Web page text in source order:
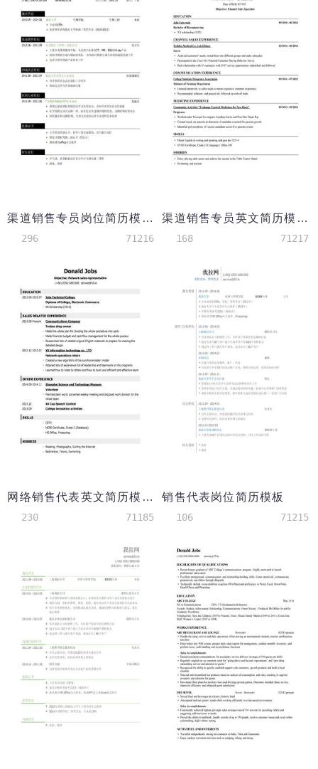
渠道销售专员岗位简历模板
296 71216
渠道销售专员英文简历模板（应届生初级岗位）
168 71217
网络销售代表英文简历模板（应届生初级岗位）
230 71185
销售代表岗位简历模板
106 71215